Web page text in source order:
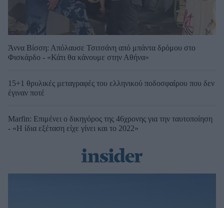
Άννα Βίσση: Απόλαυσε Τσιτσάνη από μπάντα δρόμου στο
Φισκάρδο - «Κάτι θα κάνουμε στην Αθήνα»
15+1 θρυλικές μεταγραφές του ελληνικού ποδοσφαίρου που δεν
έγιναν ποτέ
Marfin: Επιμένει ο δικηγόρος της 46χρονης για την ταυτοποίηση
- «Η ίδια εξέταση είχε γίνει και το 2022»